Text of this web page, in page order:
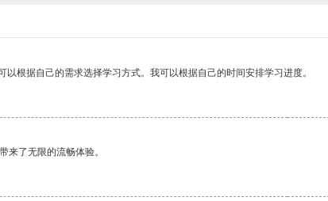
根据自己的需求选择学习方式。我可以根据自己的时间安排学习进度。
来了无限的流畅体验。